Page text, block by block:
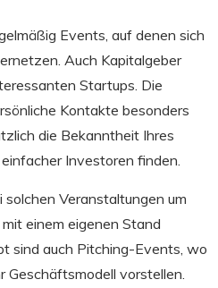
Events, auf denen sich
Auch Kapitalgeber
Startups. Die
Kontakte besonders
die Bekanntheit Ihres
Investoren finden.
Veranstaltungen um
einem eigenen Stand
sind auch Pitching-Events, wo
Geschäftsmodell vorstellen.